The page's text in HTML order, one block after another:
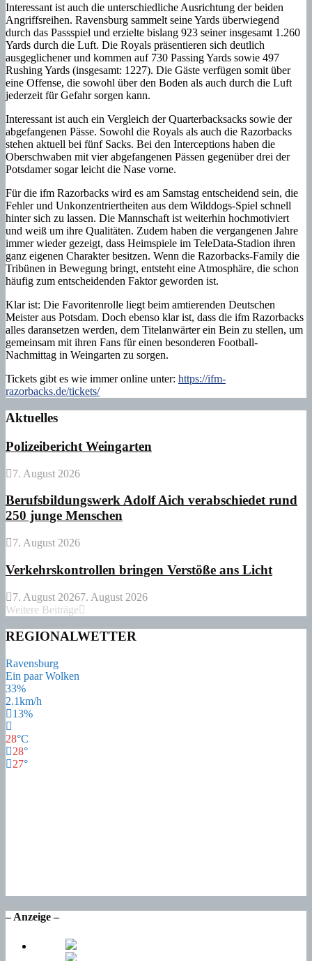
Interessant ist auch die unterschiedliche Ausrichtung der beiden
Angriffsreihen. Ravensburg sammelt seine Yards überwiegend
durch das Passspiel und erzielte bislang 923 seiner insgesamt 1.260
Yards durch die Luft. Die Royals präsentieren sich deutlich
ausgeglichener und kommen auf 730 Passing Yards sowie 497
Rushing Yards (insgesamt: 1227). Die Gäste verfügen somit über
eine Offense, die sowohl über den Boden als auch durch die Luft
jederzeit für Gefahr sorgen kann.
Interessant ist auch ein Vergleich der Quarterbacksacks sowie der
abgefangenen Pässe. Sowohl die Royals als auch die Razorbacks
stehen aktuell bei fünf Sacks. Bei den Interceptions haben die
Oberschwaben mit vier abgefangenen Pässen gegenüber drei der
Potsdamer sogar leicht die Nase vorne.
Für die ifm Razorbacks wird es am Samstag entscheidend sein, die
Fehler und Unkonzentriertheiten aus dem Wilddogs-Spiel schnell
hinter sich zu lassen. Die Mannschaft ist weiterhin hochmotiviert
und weiß um ihre Qualitäten. Zudem haben die vergangenen Jahre
immer wieder gezeigt, dass Heimspiele im TeleData-Stadion ihren
ganz eigenen Charakter besitzen. Wenn die Razorbacks-Family die
Tribünen in Bewegung bringt, entsteht eine Atmosphäre, die schon
häufig zum entscheidenden Faktor geworden ist.
Klar ist: Die Favoritenrolle liegt beim amtierenden Deutschen
Meister aus Potsdam. Doch ebenso klar ist, dass die ifm Razorbacks
alles daransetzen werden, dem Titelanwärter ein Bein zu stellen, um
gemeinsam mit ihren Fans für einen besonderen Football-
Nachmittag in Weingarten zu sorgen.
Tickets gibt es wie immer online unter: https://ifm-
razorbacks.de/tickets/
Aktuelles
Polizeibericht Weingarten
7. August 2026
Berufsbildungswerk Adolf Aich verabschiedet rund
250 junge Menschen
7. August 2026
Verkehrskontrollen bringen Verstöße ans Licht
7. August 20267. August 2026
Weitere Beiträge
REGIONALWETTER
Ravensburg
Ein paar Wolken
33%
2.1km/h
13%
28°C
28°
27°
– Anzeige –